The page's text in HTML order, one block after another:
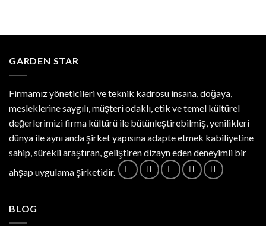
GARDEN STAR
Firmamız yöneticileri ve teknik kadrosu insana, doğaya,
mesleklerine saygılı, müşteri odaklı, etik ve temel kültürel
değerlerimizi firma kültürü ile bütünleştirebilmiş, yenilikleri
dünya ile aynı anda şirket yapısına adapte etmek kabiliyetine
sahip, sürekli araştıran, geliştiren dizayn eden deneyimli bir
ahşap uygulama şirketidir.
BLOG